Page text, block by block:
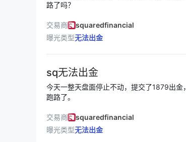
路了吗？
交易商
squaredfinancial
曝光类型无法出金
sq无法出金
今天一整天盘面停止不动，提交了1879出
跑路了。
交易商
squaredfinancial
曝光类型无法出金